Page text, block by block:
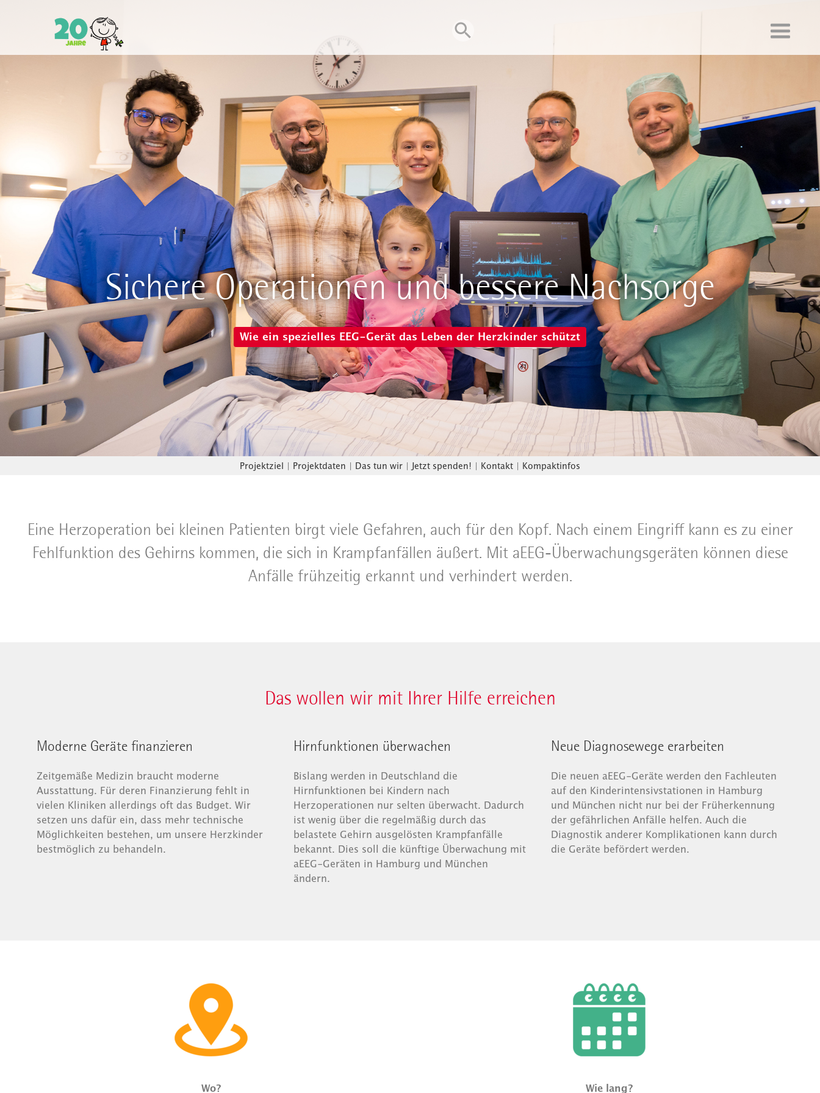
Sichere Operationen und bessere Nachsorge
Wie ein spezielles EEG-Gerät das Leben der Herzkinder schützt
Projektziel | Projektdaten | Das tun wir | Jetzt spenden! | Kontakt | Kompaktinfos
Eine Herzoperation bei kleinen Patienten birgt viele Gefahren, auch für den Kopf. Nach einem Eingriff kann es zu einer
Fehlfunktion des Gehirns kommen, die sich in Krampfanfällen äußert. Mit aEEG-Überwachungsgeräten können diese
Anfälle frühzeitig erkannt und verhindert werden.
Das wollen wir mit Ihrer Hilfe erreichen
Moderne Geräte finanzieren
Zeitgemäße Medizin braucht moderne
Ausstattung. Für deren Finanzierung fehlt in
vielen Kliniken allerdings oft das Budget. Wir
setzen uns dafür ein, dass mehr technische
Möglichkeiten bestehen, um unsere Herzkinder
bestmöglich zu behandeln.
Hirnfunktionen überwachen
Bislang werden in Deutschland die
Hirnfunktionen bei Kindern nach
Herzoperationen nur selten überwacht. Dadurch
ist wenig über die regelmäßig durch das
belastete Gehirn ausgelösten Krampfanfälle
bekannt. Dies soll die künftige Überwachung mit
aEEG-Geräten in Hamburg und München
ändern.
Neue Diagnosewege erarbeiten
Die neuen aEEG-Geräte werden den Fachleuten
auf den Kinderintensivstationen in Hamburg
und München nicht nur bei der Früherkennung
der gefährlichen Anfälle helfen. Auch die
Diagnostik anderer Komplikationen kann durch
die Geräte befördert werden.
Wo?
Wie lang?